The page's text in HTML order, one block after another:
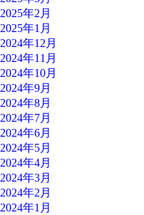
2025年2月
2025年1月
2024年12月
2024年11月
2024年10月
2024年9月
2024年8月
2024年7月
2024年6月
2024年5月
2024年4月
2024年3月
2024年2月
2024年1月